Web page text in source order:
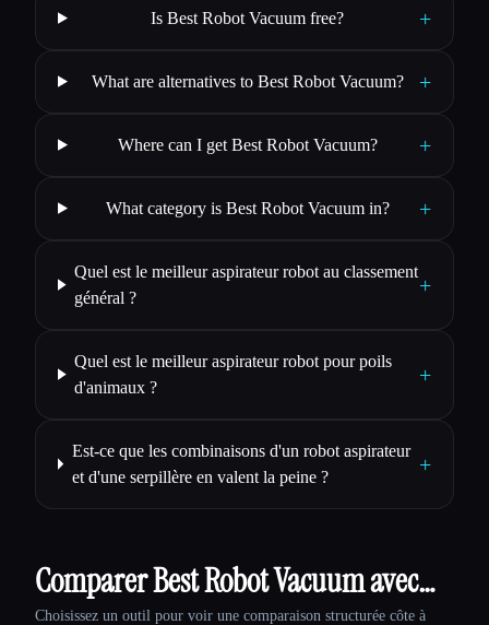
Is Best Robot Vacuum free? +
What are alternatives to Best Robot Vacuum? +
Where can I get Best Robot Vacuum? +
What category is Best Robot Vacuum in? +
Quel est le meilleur aspirateur robot au classement
général ?
+
Quel est le meilleur aspirateur robot pour poils
d'animaux ?
+
Est-ce que les combinaisons d'un robot aspirateur
et d'une serpillère en valent la peine ?
+
Comparer Best Robot Vacuum avec…
Choisissez un outil pour voir une comparaison structurée côte à